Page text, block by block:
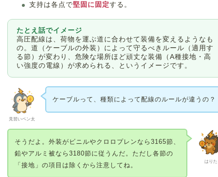
支持は各点で堅固に固定する。
たとえ話でイメージ
高圧配線は、荷物を運ぶ道に合わせて装備を変えるようなも
の。道（ケーブルの外装）によって守るべきルール（適用す
る節）が変わり、危険な場所ほど頑丈な装備（A種接地・高
い強度の電線）が求められる、というイメージです。
見習いペン太
ケーブルって、種類によって配線のルールが違うの？
はりた
そうだよ。外装がビニルやクロロプレンなら3165節、
鉛やアルミ被なら3180節に従うんだ。ただし各節の
「接地」の項目は除くから注意してね。